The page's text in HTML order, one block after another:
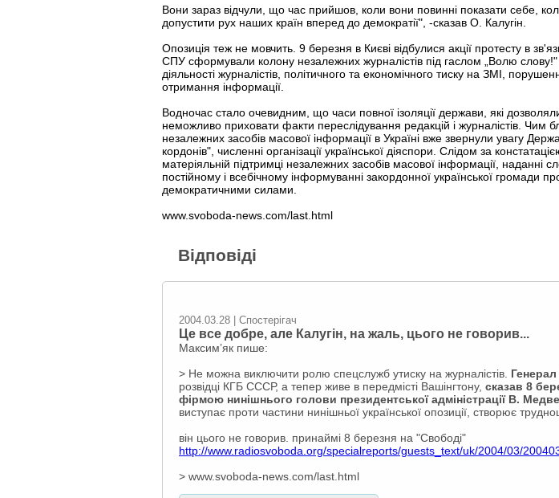
Вони зараз відчули, що час прийшов, коли вони повинні показати себе,
допустити рух наших країн вперед до демократії", -сказав О. Калугін.
Опозиція теж не мовчить. 9 березня в Києві відбулися акції протесту в
СПУ сформували колону незалежних журналістів під гаслом „Волю
діяльності журналістів, політичного та економічного тиску на ЗМІ,
отримання інформації.
Водночас стало очевидним, що часи повної ізоляції держави, які
неможливо приховати факти переслідування редакцій і журналістів.
незалежних засобів масової інформації в Україні вже звернули увагу
кордонів", численні організації української діяспори. Слідом за
матеріяльній підтримці незалежних засобів масової інформації,
постійному і всебічному інформуванні закордонної української
демократичними силами.
www.svoboda-news.com/last.html
Відповіді
2004.03.28 | Спостерігач
Це все добре, але Калугін, на жаль, цього не говорив...
Максим’як пише:
> Не можна виключити ролю спецслужб утиску на журналістів. Генерал
розвідці КГБ СССР, а тепер живе в передмісті Вашінгтону, сказав 8
фірмою нинішнього голови президентської адміністрації В.
виступає проти частини нинішньої української опозиції, створює
він цього не говорив. принаймі 8 березня на "Свободі"
http://www.radiosvoboda.org/specialreports/guests_text/uk/2004/03/
> www.svoboda-news.com/last.html